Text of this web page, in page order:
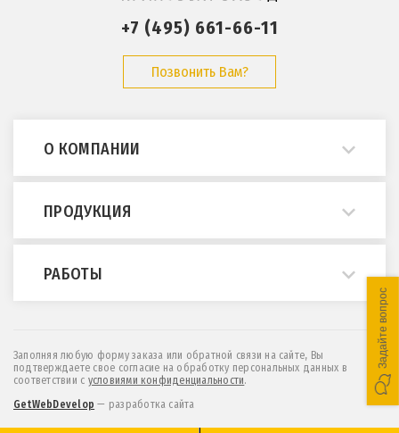
+7 (495) 661-66-11
Позвонить Вам?
О КОМПАНИИ
О нас
Примеры работ
Опросные листы
ГОСТы и нормативы
Контакты
Новости
ПРОДУКЦИЯ
Мостовые краны
Кран-балки
Козловые и полукозловые краны
Эстакады и монорельсы
РАБОТЫ
Проектирование
Обследование
Заполняя любую форму заказа или обратной связи на сайте, Вы
подтверждаете свое согласие на обработку персональных данных в
соответствии c условиями конфиденциальности.
GetWebDevelop — разработка сайта
Задайте вопрос